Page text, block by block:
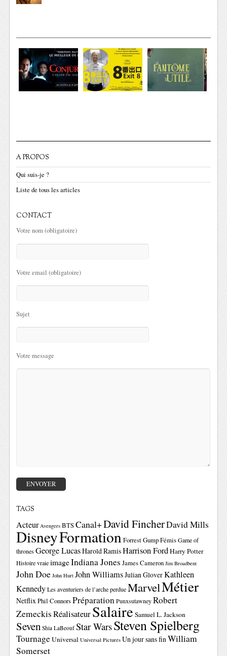
A PROPOS
Qui suis-je ?
Liste de tous les articles
CONTACT
Votre nom (obligatoire)
Votre email (obligatoire)
Sujet
Votre message
TAGS
Acteur Avengers BTSCanal+David FincherDavid Mills
DisneyFormationForrest GumpFémis Game of
thrones George LucasHarold RamisHarrison FordHarry Potter
Histoire vraie imageIndiana Jones James Cameron Jim Broadbent
John Doe John Hurt John WilliamsJulian GloverKathleen
Kennedy Les aventuriers de l’arche perdue MarvelMétier
NetflixPhil ConnorsPréparation Punxsutawney Robert
ZemeckisRéalisateurSalaire Samuel L. Jackson
Seven Shia LaBeouf Star WarsSteven Spielberg
TournageUniversal Universal Pictures Un jour sans finWilliam
Somerset